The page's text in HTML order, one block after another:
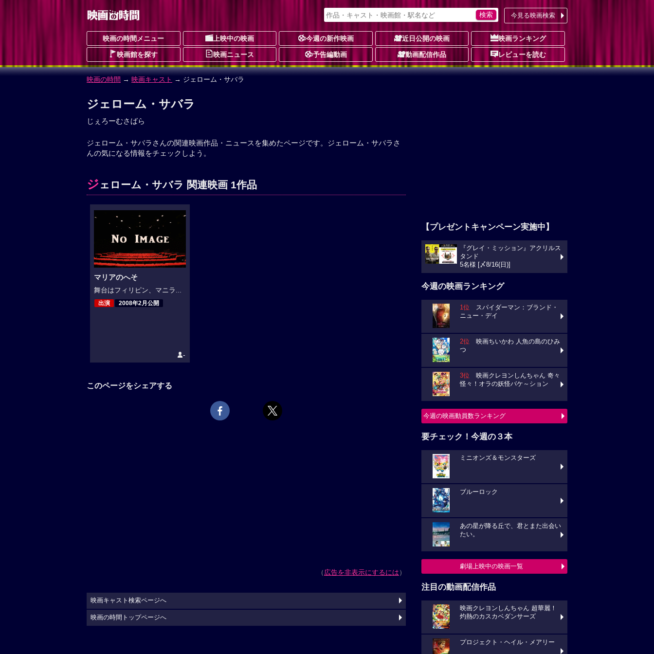
今見る映画検索
映画の時間メニュー 上映中の映画 今週の新作映画 近日公開の映画 映画ランキング
映画館を探す 映画ニュース 予告編動画 動画配信作品 レビューを読む
映画の時間 → 映画キャスト → ジェローム・サバラ
ジェローム・サバラ
じぇろーむさばら
ジェローム・サバラさんの関連映画作品・ニュースを集めたページです。ジェローム・サバラさ
んの気になる情報をチェックしよう。
ジ ェローム・サバラ 関連映画 1作品
マリアのへそ
舞台はフィリピン、マニラ...
出演 2008年2月公開
-
このページをシェアする
（広告を非表示にするには）
【プレゼントキャンペーン実施中】
『グレイ・ミッション』アクリルス
タンド
5名様 [〆8/16(日)]
今週の映画ランキング
1位 スパイダーマン：ブランド・
ニュー・デイ
2位 映画ちいかわ 人魚の島のひみ
つ
3位 映画クレヨンしんちゃん 奇々
怪々！オラの妖怪バケ～ション
今週の映画動員数ランキング
要チェック！今週の３本
ミニオンズ＆モンスターズ
ブルーロック
あの星が降る丘で、君とまた出会い
たい。
劇場上映中の映画一覧
注目の動画配信作品
映画クレヨンしんちゃん 超華麗！
灼熱のカスカベダンサーズ
プロジェクト・ヘイル・メアリー
映画キャスト検索ページへ
映画の時間トップページへ